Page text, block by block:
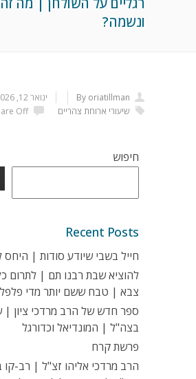
ונשמה?
ינואר 12, 2026
By oriatillman
Off
שיעורי ארוחת צהריים
חיפוש
Recent Posts
חייל בשבי שיודע סודות | היחס
להוציא שבת רבנו תם | לתרום
צבא | טבח ששם יותר מדי
ספר חדש של הרב מרדכי ציון |
בצה"ל | המונדיאל וכדורגל
פרשת קרח
הרב מרדכי אליהו זצ"ל | רב-